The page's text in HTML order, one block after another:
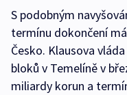
S podobným
termínu dokončení
Česko. Klausova
bloků v Temelíně v
miliardy korun a